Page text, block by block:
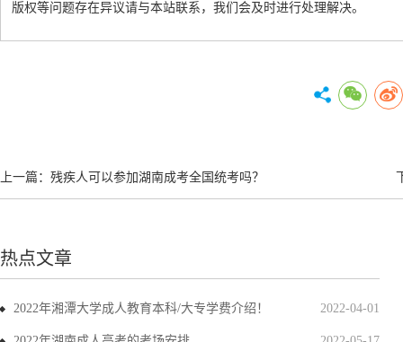
版权等问题存在异议请与本站联系，我们会及时进行处理解决。
上一篇： 残疾人可以参加湖南成考全国统考吗？
热点文章
2022-04-01
2022年湘潭大学成人教育本科/大专学费介绍！